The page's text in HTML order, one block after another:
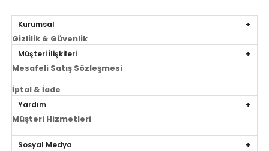
Kurumsal
Gizlilik & Güvenlik
Müşteri İlişkileri
Mesafeli Satış Sözleşmesi
İptal & İade
Yardım
Müşteri Hizmetleri
Sosyal Medya